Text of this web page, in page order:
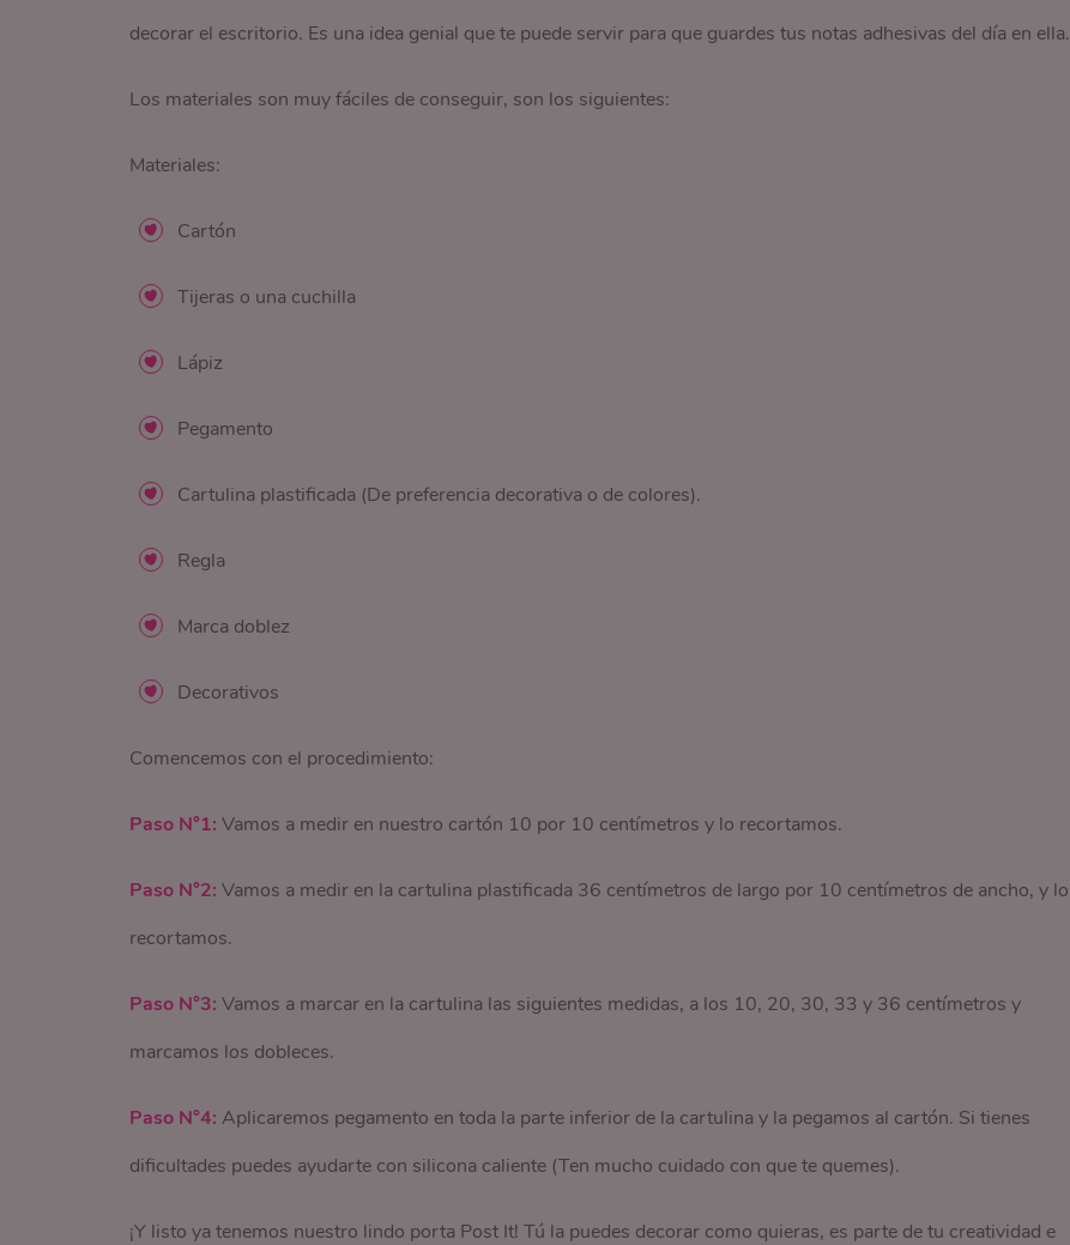
decorar el escritorio. Es una idea genial que te puede servir para que guardes tus notas adhesivas del día en ella.
Los materiales son muy fáciles de conseguir, son los siguientes:
Materiales:
Cartón
Tijeras o una cuchilla
Lápiz
Pegamento
Cartulina plastificada (De preferencia decorativa o de colores).
Regla
Marca doblez
Decorativos
Comencemos con el procedimiento:
Paso N°1: Vamos a medir en nuestro cartón 10 por 10 centímetros y lo recortamos.
Paso N°2: Vamos a medir en la cartulina plastificada 36 centímetros de largo por 10 centímetros de ancho, y lo
recortamos.
Paso N°3: Vamos a marcar en la cartulina las siguientes medidas, a los 10, 20, 30, 33 y 36 centímetros y
marcamos los dobleces.
Paso N°4: Aplicaremos pegamento en toda la parte inferior de la cartulina y la pegamos al cartón. Si tienes
dificultades puedes ayudarte con silicona caliente (Ten mucho cuidado con que te quemes).
¡Y listo ya tenemos nuestro lindo porta Post It! Tú la puedes decorar como quieras, es parte de tu creatividad e